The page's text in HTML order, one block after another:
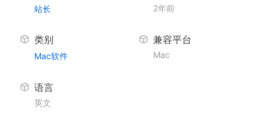
站长 2年前
类别
Mac软件
兼容平台
Mac
语言
英文